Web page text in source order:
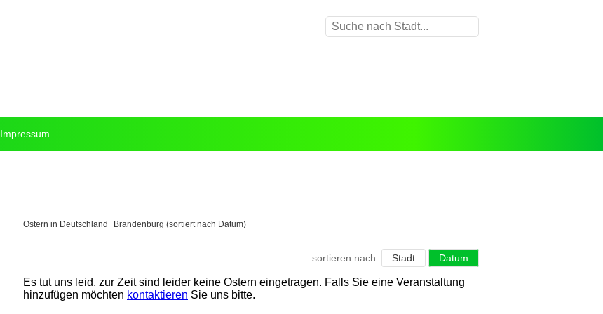
Impressum
Ostern in Deutschland Brandenburg (sortiert nach Datum)
sortieren nach: Stadt Datum
Es tut uns leid, zur Zeit sind leider keine Ostern eingetragen. Falls Sie eine Veranstaltung
hinzufügen möchten kontaktieren Sie uns bitte.